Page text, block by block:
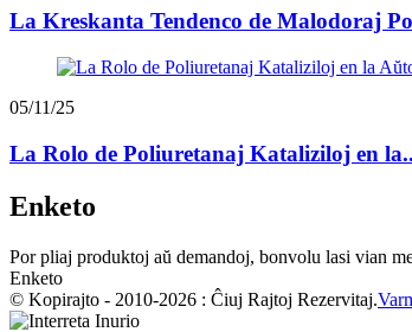
La Kreskanta Tendenco de Malodoraj
05/11/25
La Rolo de Poliuretanaj Kataliziloj en
Enketo
Por pliaj produktoj aŭ demandoj, bonvolu lasi vian
Enketo
© Kopirajto - 2010-2026 : Ĉiuj Rajtoj Rezervitaj.